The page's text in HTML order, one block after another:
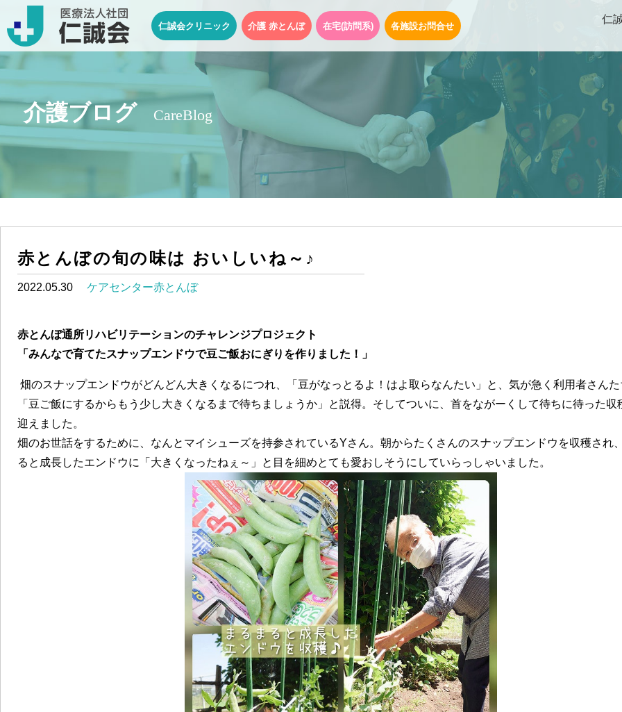
仁誠会クリニック 介護 赤とんぼ 在宅(訪問系) 各施設お問合せ
仁
介護ブログ CareBlog
赤とんぼの旬の味は おいしいね～♪
2022.05.30 ケアセンター赤とんぼ
赤とんぼ通所リハビリテーションのチャレンジプロジェクト
「みんなで育てたスナップエンドウで豆ご飯おにぎりを作りました！」
畑のスナップエンドウがどんどん大きくなるにつれ、「豆がなっとるよ！はよ取らなんたい」と、気が急く利用者さん
「豆ご飯にするからもう少し大きくなるまで待ちましょうか」と説得。そしてついに、首をながーくして待ちに待った収
迎えました。
畑のお世話をするために、なんとマイシューズを持参されているYさん。朝からたくさんのスナップエンドウを収穫され
ると成長したエンドウに「大きくなったねぇ～」と目を細めとても愛おしそうにしていらっしゃいました。